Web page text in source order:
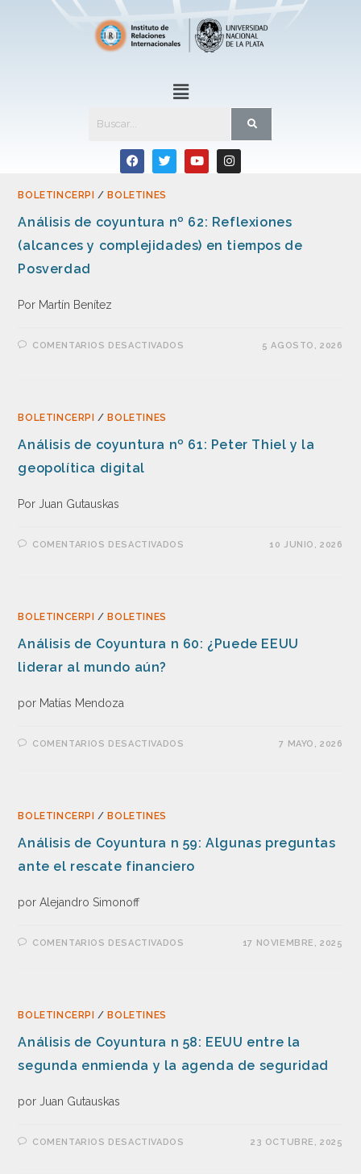
BOLETINCERPI / BOLETINES
Análisis de coyuntura nº 62: Reflexiones
(alcances y complejidades) en tiempos de
Posverdad
Por Martín Benítez
COMENTARIOS DESACTIVADOS 5 AGOSTO, 2026
BOLETINCERPI / BOLETINES
Análisis de coyuntura nº 61: Peter Thiel y la
geopolítica digital
Por Juan Gutauskas
COMENTARIOS DESACTIVADOS 10 JUNIO, 2026
BOLETINCERPI / BOLETINES
Análisis de Coyuntura n 60: ¿Puede EEUU
liderar al mundo aún?
por Matías Mendoza
COMENTARIOS DESACTIVADOS 7 MAYO, 2026
BOLETINCERPI / BOLETINES
Análisis de Coyuntura n 59: Algunas preguntas
ante el rescate financiero
por Alejandro Simonoff
COMENTARIOS DESACTIVADOS 17 NOVIEMBRE, 2025
BOLETINCERPI / BOLETINES
Análisis de Coyuntura n 58: EEUU entre la
segunda enmienda y la agenda de seguridad
por Juan Gutauskas
COMENTARIOS DESACTIVADOS 23 OCTUBRE, 2025